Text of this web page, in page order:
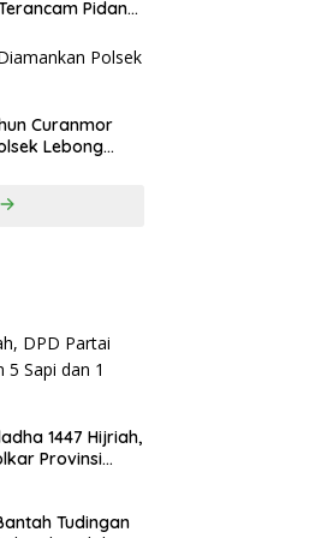
Pidana
Curanmor
Lebong
1447 Hijriah,
Provinsi
Tudingan